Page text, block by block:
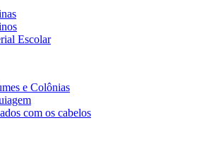
Escolar
e Colônias
com os cabelos